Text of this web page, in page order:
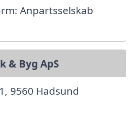
Anpartsselskab
& Byg ApS
9560 Hadsund